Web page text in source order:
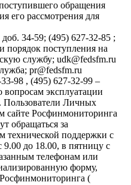
обращения
его рассмотрения для
34-59; (495) 627-32-85 ;
порядок поступления на
службу; udk@fedsfm.ru
pr@fedsfm.ru
98 , (495) 627-32-99 –
вопросам эксплуатации
Пользователи Личных
сайте Росфинмониторинга
обращаться за
технической поддержки с
9.00 до 18.00, в пятницу с
телефонам или
форму,
(